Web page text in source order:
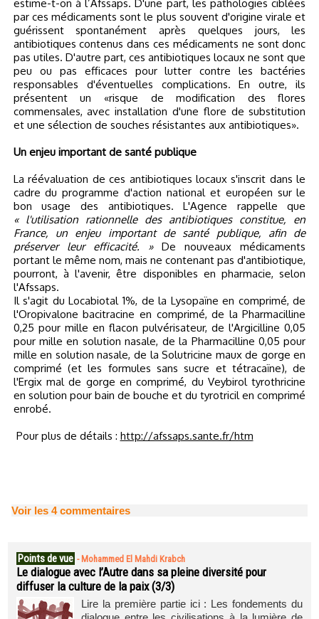
estime-t-on à l’Afssaps. D'une part, les pathologies ciblées
par ces médicaments sont le plus souvent d'origine virale et
guérissent spontanément après quelques jours, les
antibiotiques contenus dans ces médicaments ne sont donc
pas utiles. D'autre part, ces antibiotiques locaux ne sont que
peu ou pas efficaces pour lutter contre les bactéries
responsables d'éventuelles complications. En outre, ils
présentent un «risque de modification des flores
commensales, avec installation d'une flore de substitution
et une sélection de souches résistantes aux antibiotiques».
Un enjeu important de santé publique
La réévaluation de ces antibiotiques locaux s'inscrit dans le
cadre du programme d'action national et européen sur le
bon usage des antibiotiques. L'Agence rappelle que
« l'utilisation rationnelle des antibiotiques constitue, en
France, un enjeu important de santé publique, afin de
préserver leur efficacité. »De nouveaux médicaments
portant le même nom, mais ne contenant pas d'antibiotique,
pourront, à l'avenir, être disponibles en pharmacie, selon
l'Afssaps.
Il s'agit du Locabiotal 1%, de la Lysopaïne en comprimé, de
l'Oropivalone bacitracine en comprimé, de la Pharmacilline
0,25 pour mille en flacon pulvérisateur, de l'Argicilline 0,05
pour mille en solution nasale, de la Pharmacilline 0,05 pour
mille en solution nasale, de la Solutricine maux de gorge en
comprimé (et les formules sans sucre et tétracaïne), de
l'Ergix mal de gorge en comprimé, du Veybirol tyrothricine
en solution pour bain de bouche et du tyrotricil en comprimé
enrobé.
Pour plus de détails : http://afssaps.sante.fr/htm
Voir les 4commentaires
Points de vue - Mohammed El Mahdi Krabch
Le dialogue avec l’Autre dans sa pleine diversité pour
diffuser la culture de la paix (3/3)
Lire la première partie ici : Les fondements du